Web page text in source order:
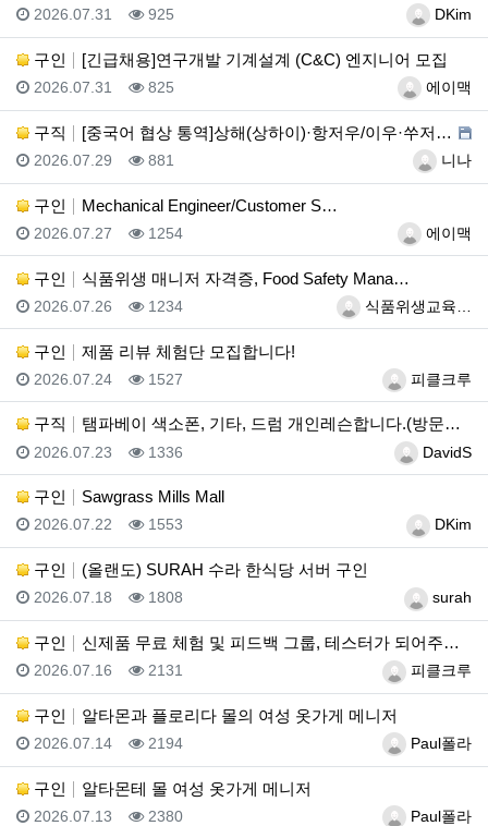
등록자DKim
등록일
2026.07.31 조회
925
구인 [긴급채용]연구개발 기계설계 (C&C) 엔지니어 모집
등록자에이맥
등록일
2026.07.31 조회
825
구직 [중국어 협상 통역]상해(상하이)·항저우/이우·쑤저우 …
등록자니나
등록일
2026.07.29 조회
881
구인 Mechanical Engineer/Customer S…
등록자에이맥
등록일
2026.07.27 조회
1254
구인 식품위생 매니저 자격증, Food Safety Mana…
등록자식품위생교육…
등록일
2026.07.26 조회
1234
구인 제품 리뷰 체험단 모집합니다!
등록자피클크루
등록일
2026.07.24 조회
1527
구직 탬파베이 색소폰, 기타, 드럼 개인레슨합니다.(방문레슨…
등록자DavidS
등록일
2026.07.23 조회
1336
구인 Sawgrass Mills Mall
등록자DKim
등록일
2026.07.22 조회
1553
구인 (올랜도) SURAH 수라 한식당 서버 구인
등록자surah
등록일
2026.07.18 조회
1808
구인 신제품 무료 체험 및 피드백 그룹, 테스터가 되어주세요…
등록자피클크루
등록일
2026.07.16 조회
2131
구인 알타몬과 플로리다 몰의 여성 옷가게 메니저
등록자Paul폴라
등록일
2026.07.14 조회
2194
구인 알타몬테 몰 여성 옷가게 메니저
등록자Paul폴라
등록일
2026.07.13 조회
2380